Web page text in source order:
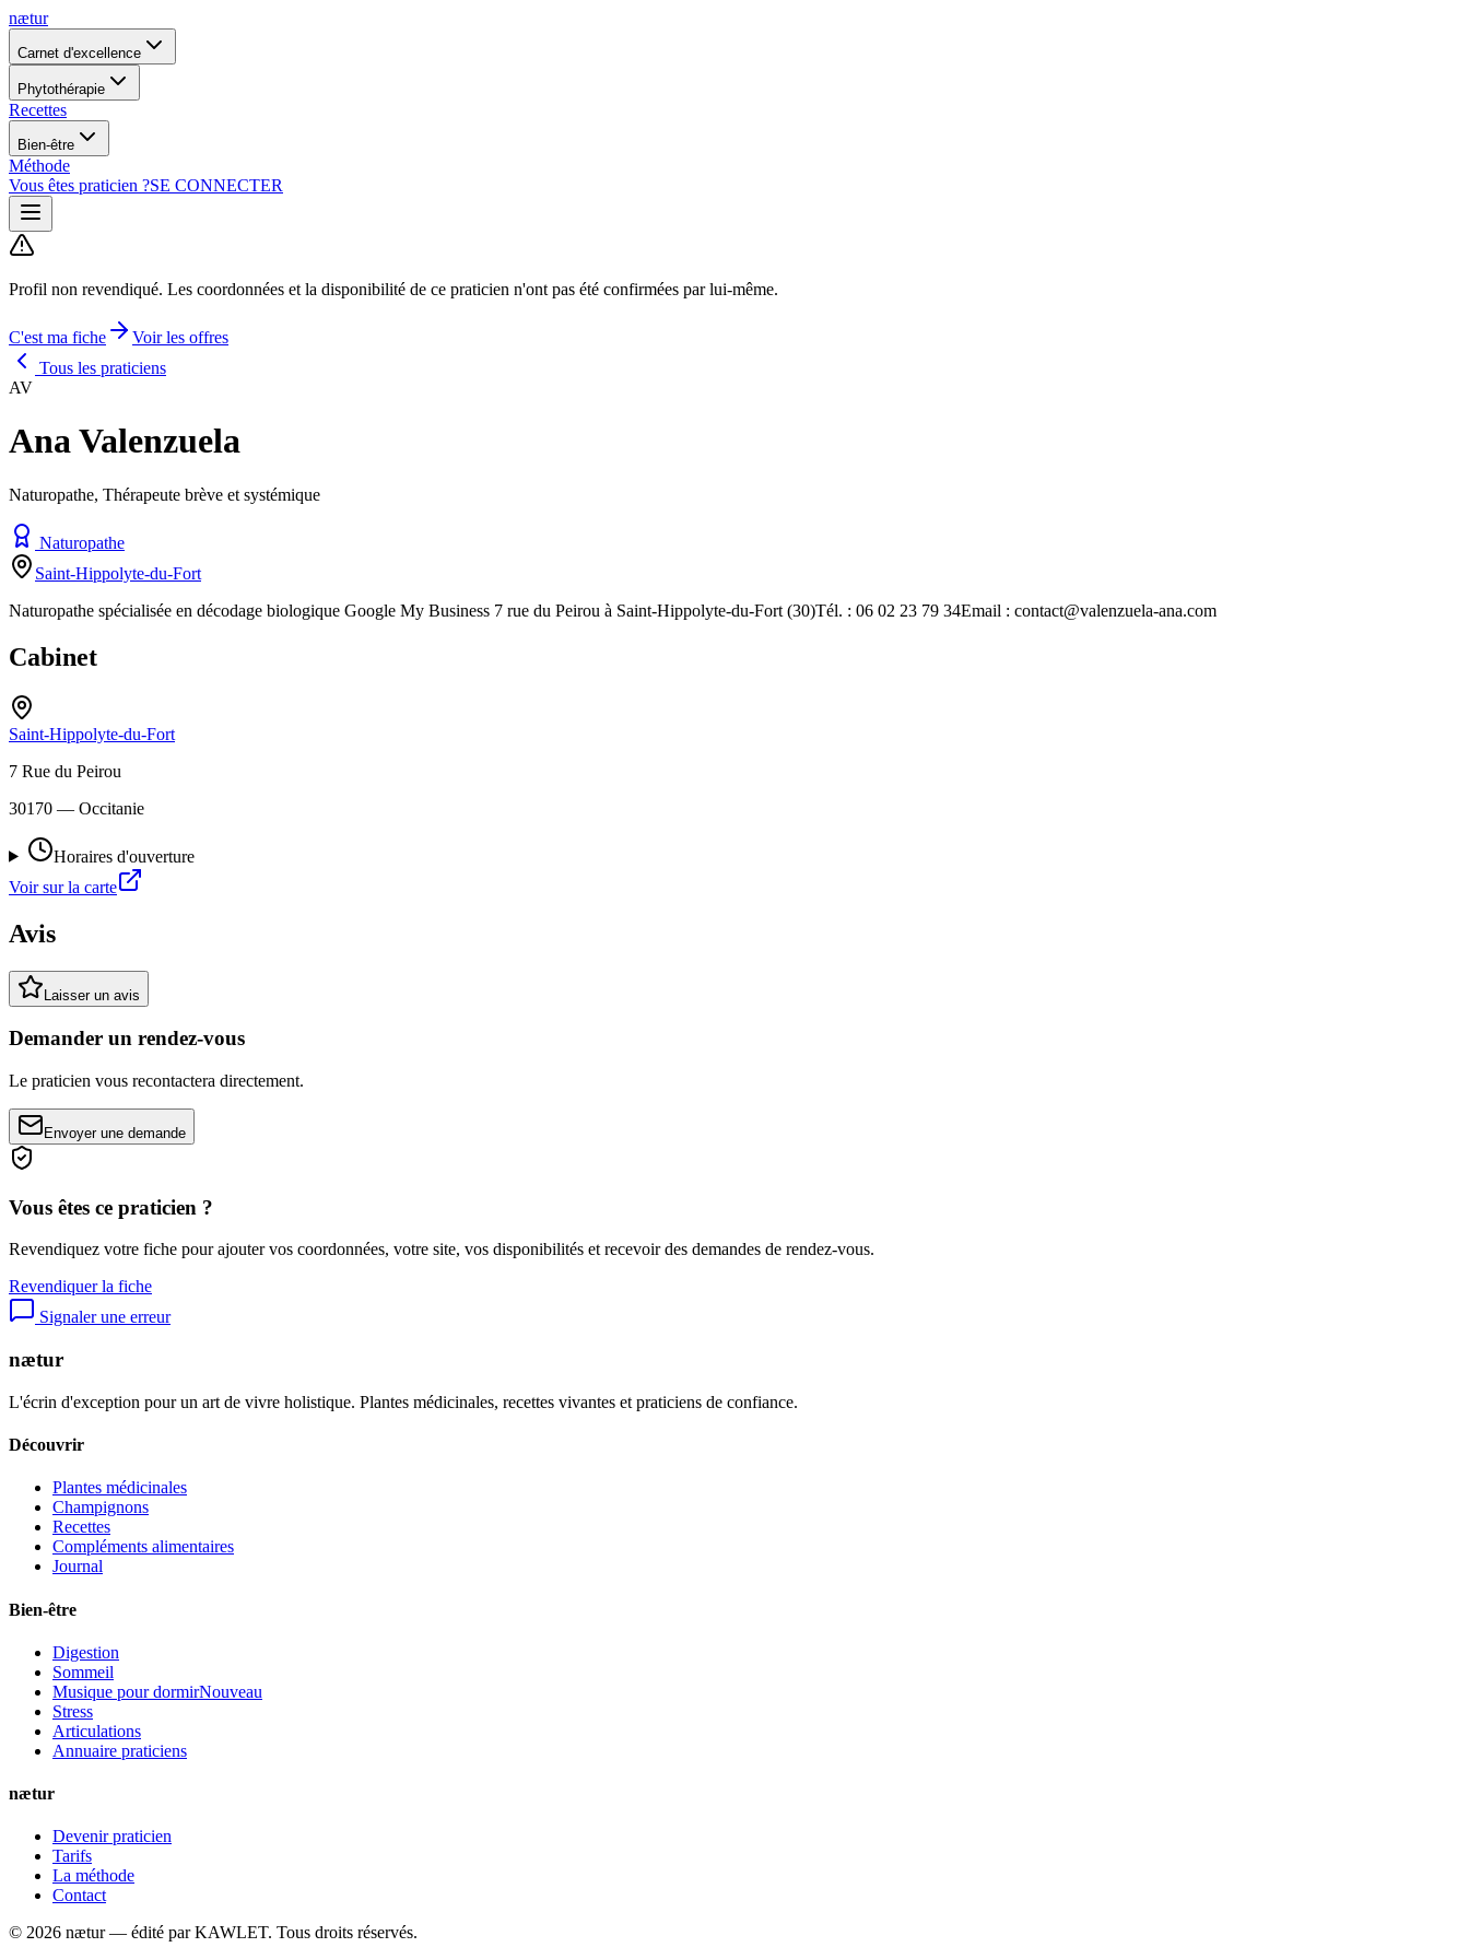
nætur
Carnet d'excellence
Phytothérapie
Recettes
Bien-être
Méthode
Vous êtes praticien ?SE CONNECTER
Profil non revendiqué. Les coordonnées et la disponibilité de ce praticien n'ont pas été confirmées par lui-même.
C'est ma fiche
Voir les offres
Tous les praticiens
AV
Ana Valenzuela
Naturopathe, Thérapeute brève et systémique
Naturopathe
Saint-Hippolyte-du-Fort
Naturopathe spécialisée en décodage biologique Google My Business 7 rue du Peirou à Saint-Hippolyte-du-Fort (30)Tél. : 06 02 23 79 34Email : contact@valenzuela-ana.com
Cabinet
Saint-Hippolyte-du-Fort
7 Rue du Peirou
30170 — Occitanie
Horaires d'ouverture
Voir sur la carte
Avis
Laisser un avis
Demander un rendez-vous
Le praticien vous recontactera directement.
Envoyer une demande
Vous êtes ce praticien ?
Revendiquez votre fiche pour ajouter vos coordonnées, votre site, vos disponibilités et recevoir des demandes de rendez-vous.
Revendiquer la fiche
Signaler une erreur
nætur
L'écrin d'exception pour un art de vivre holistique. Plantes médicinales, recettes vivantes et praticiens de confiance.
Découvrir
Plantes médicinales
Champignons
Recettes
Compléments alimentaires
Journal
Bien-être
Digestion
Sommeil
Musique pour dormirNouveau
Stress
Articulations
Annuaire praticiens
nætur
Devenir praticien
Tarifs
La méthode
Contact
© 2026 nætur — édité par KAWLET. Tous droits réservés.